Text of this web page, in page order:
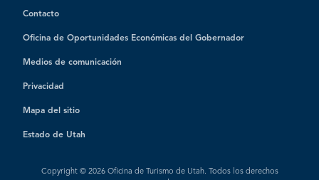
Contacto
Oficina de Oportunidades Económicas del Gobernador
Medios de comunicación
Privacidad
Mapa del sitio
Estado de Utah
Copyright © 2026 Oficina de Turismo de Utah. Todos los derechos